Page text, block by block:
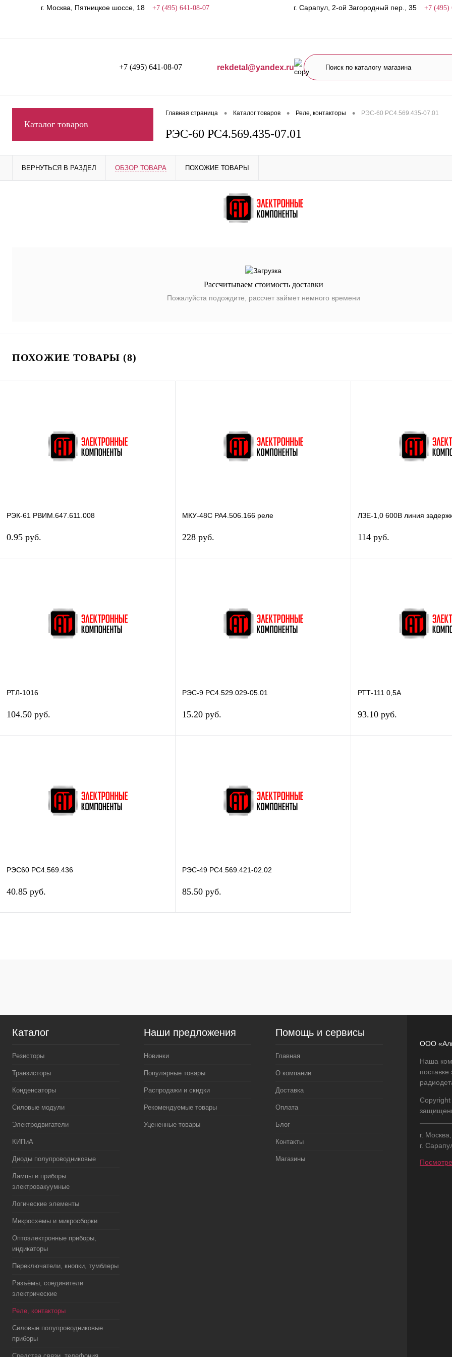
г. Москва, Пятницкое шоссе, 18 +7 (495) 641-08-07 г. Сарапул, 2-ой Загородный пер., 35 +7 (495)
+7 (495) 641-08-07 rekdetal@yandex.ru
Каталог товаров
Главная страница • Каталог товаров • Реле, контакторы • РЭС-60 РС4.569.435-07.01
РЭС-60 РС4.569.435-07.01
ВЕРНУТЬСЯ В РАЗДЕЛ ОБЗОР ТОВАРА ПОХОЖИЕ ТОВАРЫ
Рассчитываем стоимость доставки
Пожалуйста подождите, рассчет займет немного времени
ПОХОЖИЕ ТОВАРЫ (8)
РЭК-61 РВИМ.647.611.008
0.95 руб.
МКУ-48С РА4.506.166 реле
228 руб.
ЛЗЕ-1,0 600В линия
114 руб.
РТЛ-1016
104.50 руб.
РЭС-9 РС4.529.029-05.01
15.20 руб.
РТТ-111 0,5А
93.10 руб.
РЭС60 РС4.569.436
40.85 руб.
Купить в 1 клик
Сравнение
РЭС-49 РС4.569.421-02.02
85.50 руб.
Купить в 1 клик
Сравнение
Каталог
Резисторы
Транзисторы
Конденсаторы
Силовые модули
Электродвигатели
КИПиА
Диоды полупроводниковые
Лампы и приборы
электровакуумные
Логические элементы
Микросхемы и микросборки
Оптоэлектронные приборы,
индикаторы
Переключатели, кнопки, тумблеры
Разъёмы, соединители
электрические
Реле, контакторы
Силовые полупроводниковые
приборы
Наши предложения
Новинки
Популярные товары
Распродажи и скидки
Рекомендуемые товары
Уцененные товары
Помощь и сервисы
Главная
О компании
Доставка
Оплата
Блог
Контакты
Магазины
ООО
Наша
г.
г.